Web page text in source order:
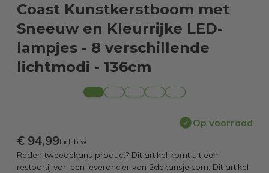
Coast Kunstkerstboom met
Sneeuw en Kleurrijke LED-
lampjes - 8 verschillende
lichtmodi - 136cm
Op voorraad
€ 94,99Incl. btw
Reden tweedekans product? Dit artikel komt uit een
restpartij van een leverancier van 2dekansje.com. Dit artikel